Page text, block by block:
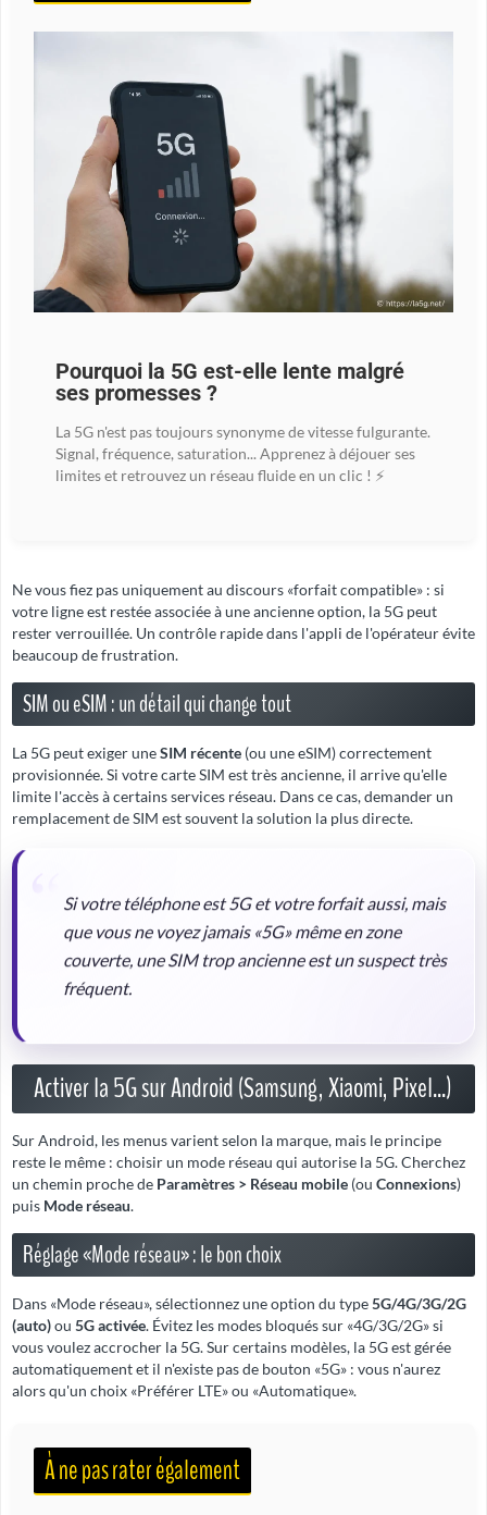
Pourquoi la 5G est-elle lente malgré
ses promesses ?
La 5G n'est pas toujours synonyme de vitesse fulgurante.
Signal, fréquence, saturation... Apprenez à déjouer ses
limites et retrouvez un réseau fluide en un clic ! ⚡
Ne vous fiez pas uniquement au discours «forfait compatible» : si
votre ligne est restée associée à une ancienne option, la 5G peut
rester verrouillée. Un contrôle rapide dans l'appli de l'opérateur évite
beaucoup de frustration.
SIM ou eSIM : un détail qui change tout
La 5G peut exiger uneSIM récente (ou une eSIM) correctement
provisionnée. Si votre carte SIM est très ancienne, il arrive qu'elle
limite l'accès à certains services réseau. Dans ce cas, demander un
remplacement de SIM est souvent la solution la plus directe.
Si votre téléphone est 5G et votre forfait aussi, mais
que vous ne voyez jamais «5G» même en zone
couverte, une SIM trop ancienne est un suspect très
fréquent.
Activer la 5G sur Android (Samsung, Xiaomi, Pixel...)
Sur Android, les menus varient selon la marque, mais le principe
reste le même : choisir un mode réseau qui autorise la 5G. Cherchez
un chemin proche de Paramètres > Réseau mobile (ou Connexions)
puis Mode réseau.
Réglage «Mode réseau» : le bon choix
Dans «Mode réseau», sélectionnez une option du type5G/4G/3G/2G
(auto)ou 5G activée. Évitez les modes bloqués sur «4G/3G/2G» si
vous voulez accrocher la 5G. Sur certains modèles, la 5G est gérée
automatiquement et il n'existe pas de bouton «5G» : vous n'aurez
alors qu'un choix «Préférer LTE» ou «Automatique».
À ne pas rater également